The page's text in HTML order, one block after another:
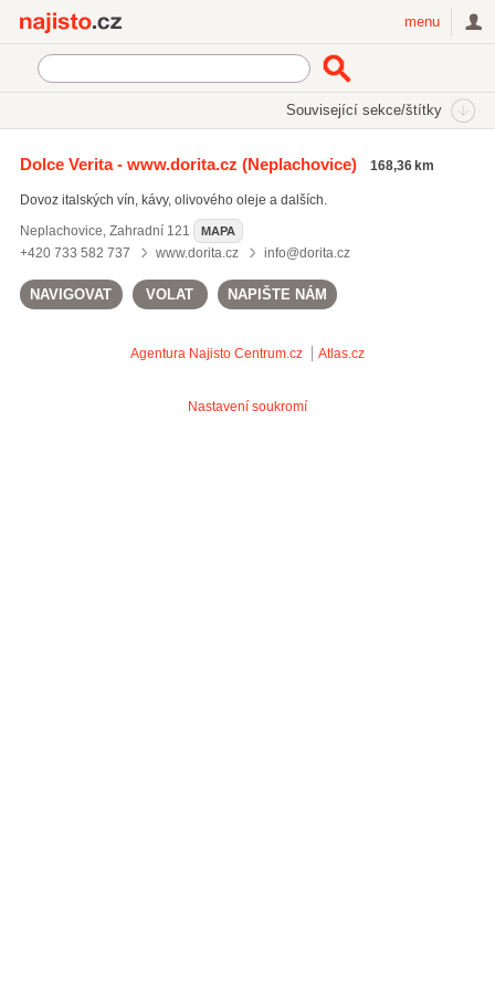
menu
Související sekce/štítky
Vinotéky
On-line prodej vín (269)
Dolce Verita - www.dorita.cz (Neplachovice) 168,36 km
Dovoz italských vín, kávy, olivového oleje a dalších.
Neplachovice, Zahradní 121 MAPA
+420 733 582 737 www.dorita.cz info@dorita.cz
NAVIGOVAT VOLAT NAPIŠTE NÁM
Agentura Najisto Centrum.cz Atlas.cz
Nastavení soukromí